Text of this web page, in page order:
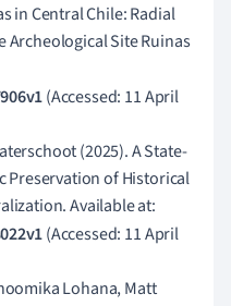
in Central Chile: Radial
Archeological Site Ruinas
(Accessed: 11 April
(2025). A State-
Preservation of Historical
Available at:
(Accessed: 11 April
Lohana, Matt